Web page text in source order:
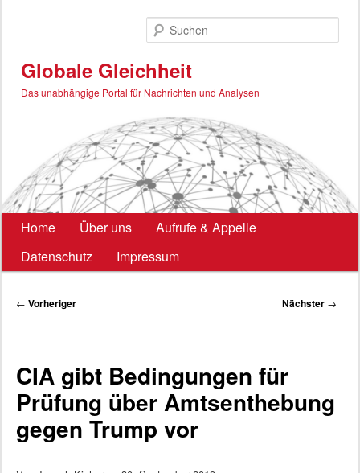
Globale Gleichheit
Das unabhängige Portal für Nachrichten und Analysen
Hauptmenü
Home Über uns
Aufrufe & Appelle
Datenschutz
Impressum
Beitragsnavigation
← Vorheriger Nächster →
CIA gibt Bedingungen für
Prüfung über Amtsenthebung
gegen Trump vor